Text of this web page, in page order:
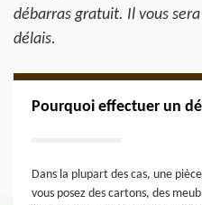
débarras gratuit. Il vous
délais.
Pourquoi effectuer un
Dans la plupart des cas, une
vous posez des cartons, des